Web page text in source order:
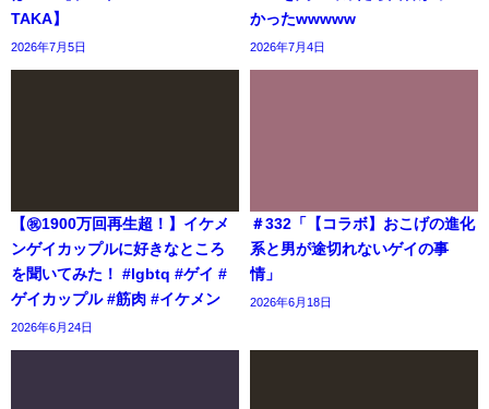
TAKA】
2026年7月5日
かったwwwww
2026年7月4日
【㊗️1900万回再生超！】イケメ
ンゲイカップルに好きなところ
を聞いてみた！ #lgbtq #ゲイ #
ゲイカップル #筋肉 #イケメン
2026年6月24日
＃332「【コラボ】おこげの進化
系と男が途切れないゲイの事
情」
2026年6月18日